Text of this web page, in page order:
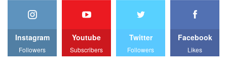
Facebook
Likes
Twitter
Followers
Youtube
Subscribers
Instagram
Followers